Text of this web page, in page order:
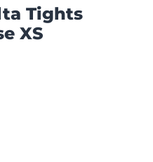
Tights
XS